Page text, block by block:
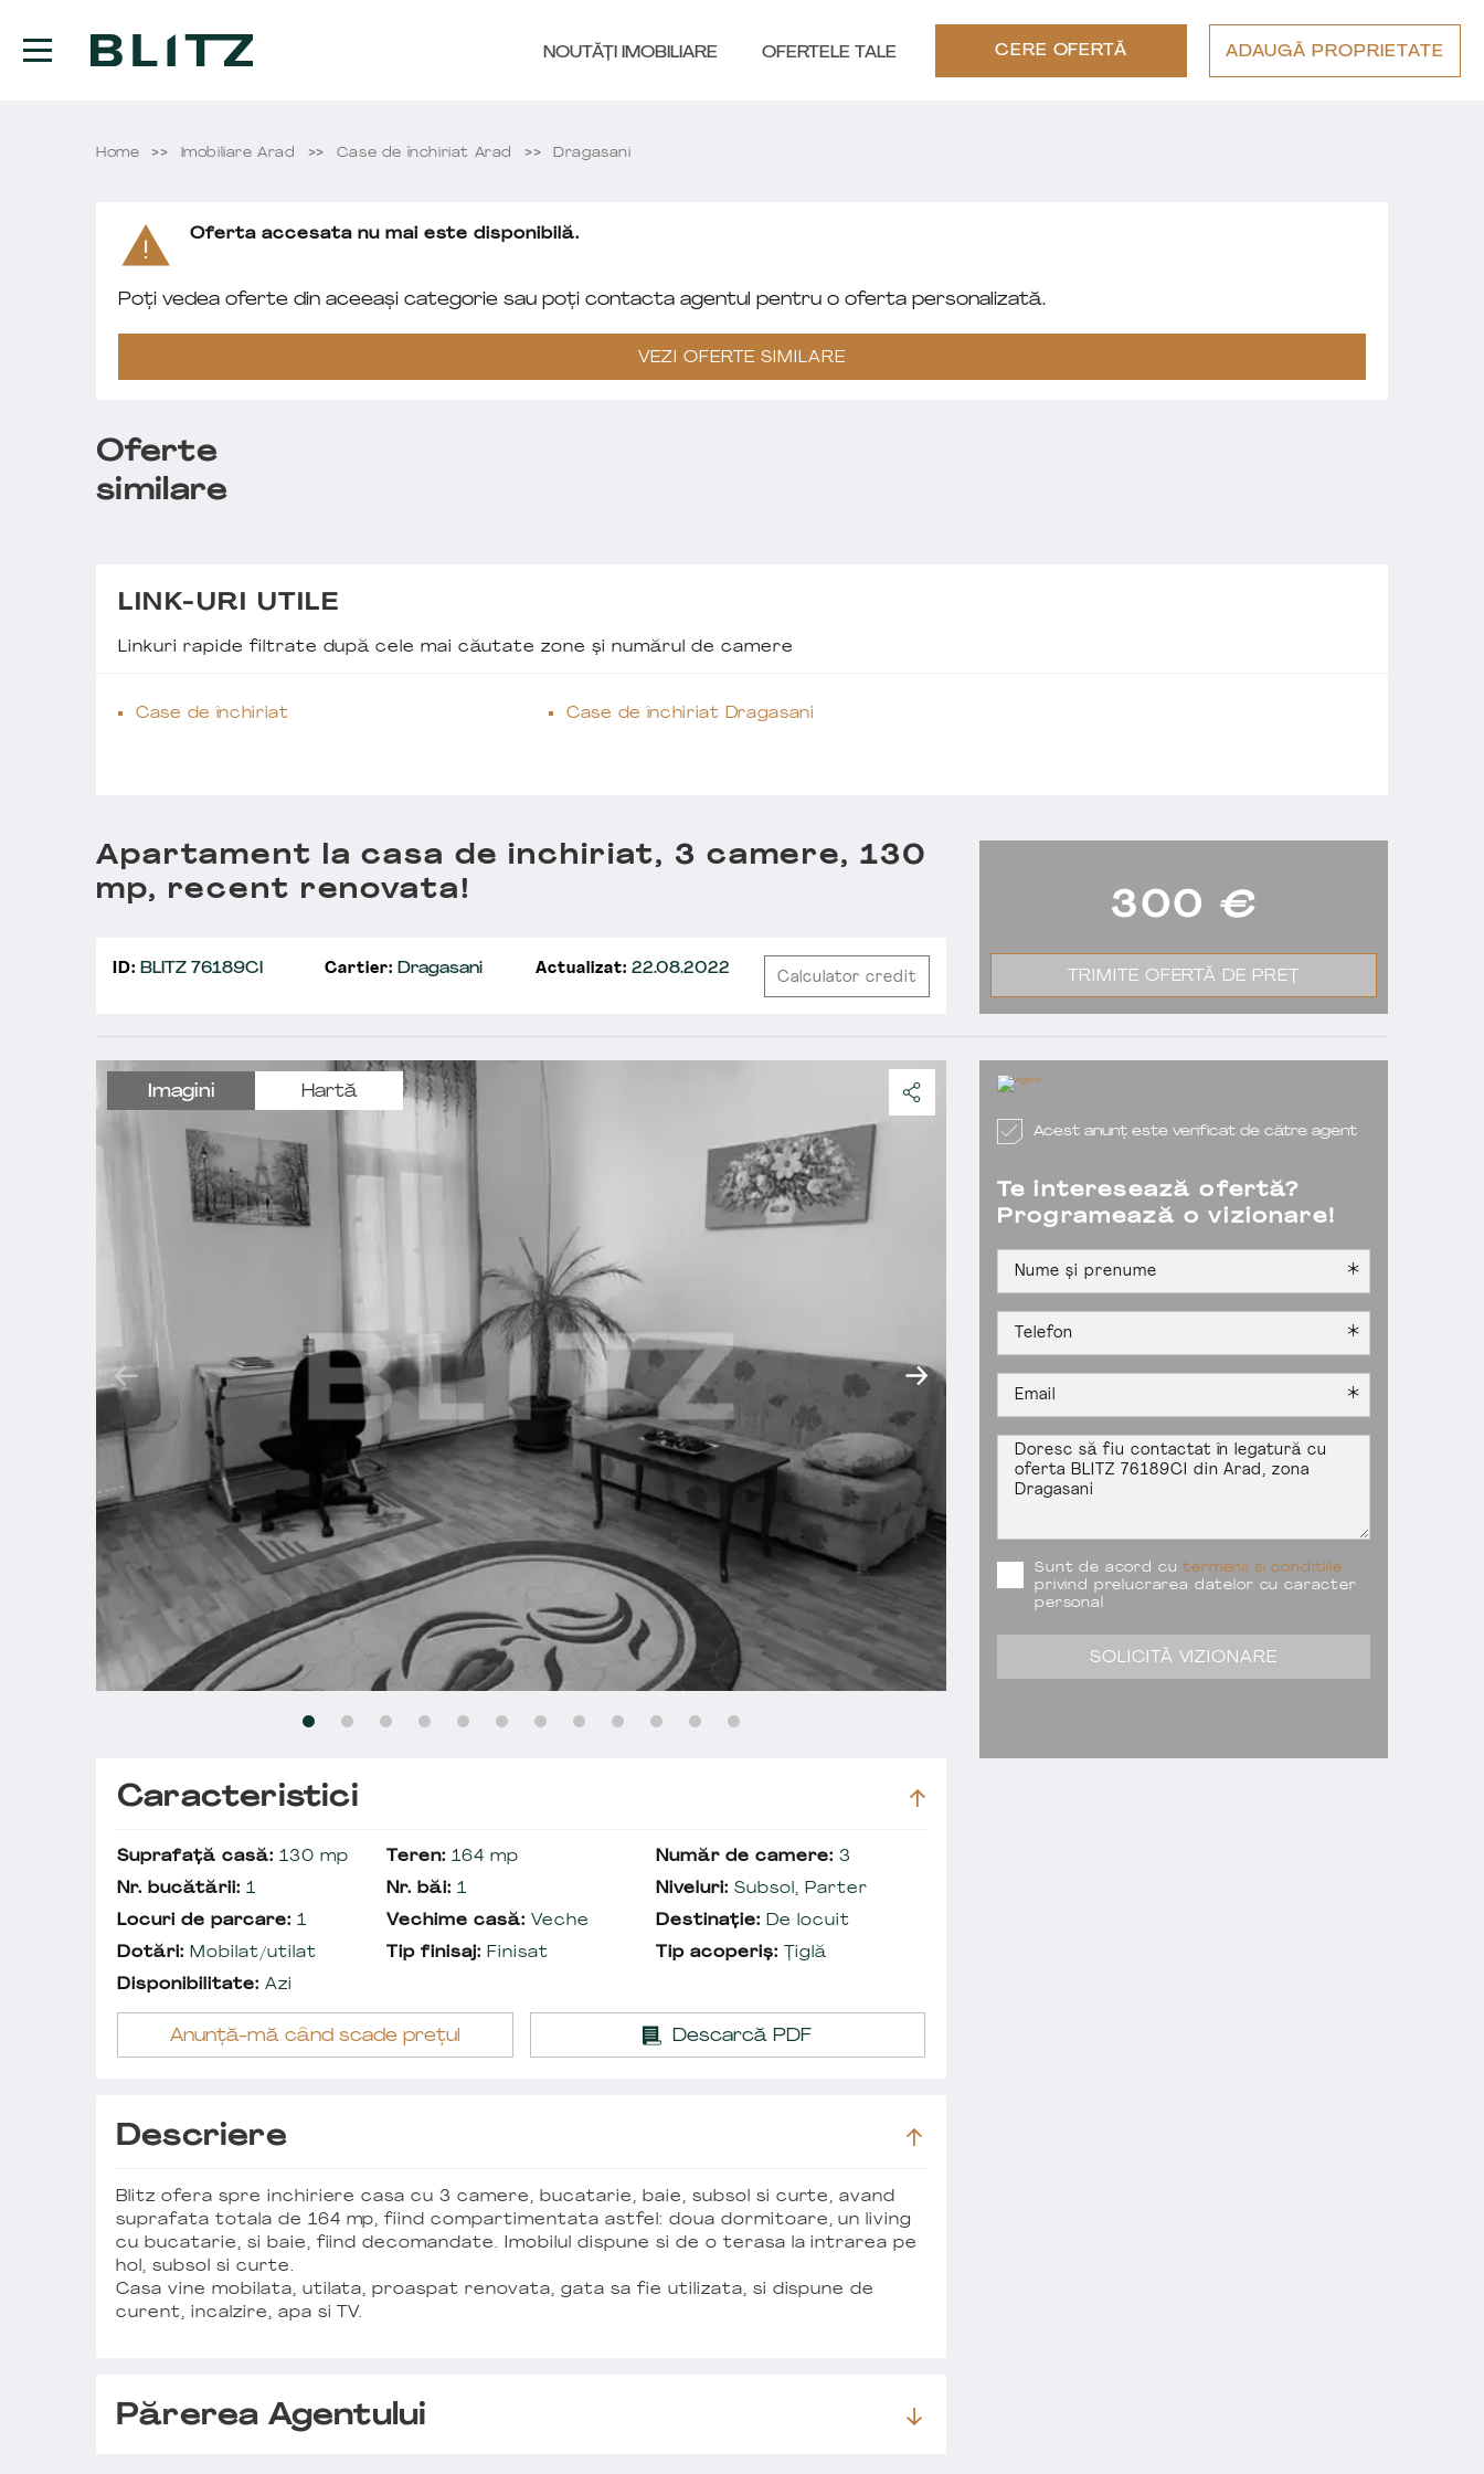
NOUTĂȚI IMOBILIARE OFERTELE TALE CERE OFERTĂ ADAUGĂ PROPRIETATE
Home Imobiliare Arad Case de închiriat Arad Dragasani
Oferta accesata nu mai este disponibilă.
Poți vedea oferte din aceeași categorie sau poți contacta agentul pentru o oferta personalizată.
VEZI OFERTE SIMILARE
Oferte
similare
LINK-URI UTILE
Linkuri rapide filtrate după cele mai căutate zone și numărul de camere
Case de închiriat Case de închiriat Dragasani
Imagini Hartă
Apartament la casa de inchiriat, 3 camere, 130
mp, recent renovata!
ID: BLITZ 76189CI Cartier: Dragasani Actualizat: 22.08.2022 Calculator credit
Acest anunț este verificat de către agent
Te interesează ofertă?
Programează o vizionare!
Sunt de acord cutermenii si condițiile
privind prelucrarea datelor cu caracter
personal
SOLICITĂ VIZIONARE
300 €
TRIMITE OFERTĂ DE PREȚ
Caracteristici
Suprafață casă: 130 mp Teren: 164 mp Număr de camere: 3
Nr. bucătării: 1 Nr. băi: 1 Niveluri: Subsol, Parter
Locuri de parcare: 1 Vechime casă: Veche Destinație: De locuit
Dotări: Mobilat/utilat Tip finisaj: Finisat Tip acoperiș: Țiglă
Disponibilitate: Azi
Anunță-mă când scade prețul Descarcă PDF
Descriere
Blitz ofera spre inchiriere casa cu 3 camere, bucatarie, baie, subsol si curte, avand
suprafata totala de 164 mp, fiind compartimentata astfel: doua dormitoare, un living
cu bucatarie, si baie, fiind decomandate. Imobilul dispune si de o terasa la intrarea pe
hol, subsol si curte.
Casa vine mobilata, utilata, proaspat renovata, gata sa fie utilizata, si dispune de
curent, incalzire, apa si TV.
Părerea Agentului